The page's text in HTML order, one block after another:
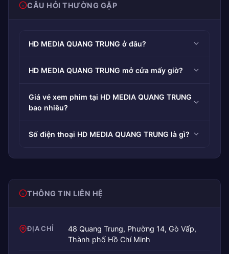
CÂU HỎI THƯỜNG GẶP
HD MEDIA QUANG TRUNG ở đâu?
HD MEDIA QUANG TRUNG mở cửa mấy giờ?
Giá vé xem phim tại HD MEDIA QUANG TRUNG
bao nhiêu?
Số điện thoại HD MEDIA QUANG TRUNG là gì?
THÔNG TIN LIÊN HỆ
ĐỊA CHỈ
48 Quang Trung, Phường 14, Gò Vấp,
Thành phố Hồ Chí Minh